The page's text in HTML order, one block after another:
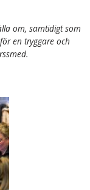
om, samtidigt som
en tryggare och